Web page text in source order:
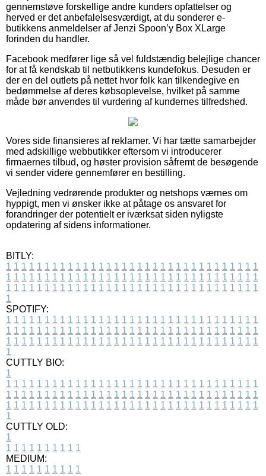
gennemstøve forskellige andre kunders opfattelser og
herved er det anbefalelsesværdigt, at du sonderer e-
butikkens anmeldelser af Jenzi Spoon’y Box XLarge
forinden du handler.
Facebook medfører lige så vel fuldstændig belejlige chancer
for at få kendskab til netbutikkens kundefokus. Desuden er
der en del outlets på nettet hvor folk kan tilkendegive en
bedømmelse af deres købsoplevelse, hvilket på samme
måde bør anvendes til vurdering af kundernes tilfredshed.
Vores side finansieres af reklamer. Vi har tætte samarbejder
med adskillige webbutikker eftersom vi introducerer
firmaernes tilbud, og høster provision såfremt de besøgende
vi sender videre gennemfører en bestilling.
Vejledning vedrørende produkter og netshops værnes om
hyppigt, men vi ønsker ikke at påtage os ansvaret for
forandringer der potentielt er iværksat siden nyligste
opdatering af sidens informationer.
BITLY:
1 1 1 1 1 1 1 1 1 1 1 1 1 1 1 1 1 1 1 1 1 1 1 1 1 1 1 1 1 1 1 1 1
1 1 1 1 1 1 1 1 1 1 1 1 1 1 1 1 1 1 1 1 1 1 1 1 1 1 1 1 1 1 1 1 1
1 1 1 1 1 1 1 1 1 1 1 1 1 1 1 1 1 1 1 1 1 1 1 1 1 1 1 1 1 1 1 1 1
1
SPOTIFY:
1 1 1 1 1 1 1 1 1 1 1 1 1 1 1 1 1 1 1 1 1 1 1 1 1 1 1 1 1 1 1 1 1
1 1 1 1 1 1 1 1 1 1 1 1 1 1 1 1 1 1 1 1 1 1 1 1 1 1 1 1 1 1 1 1 1
1 1 1 1 1 1 1 1 1 1 1 1 1 1 1 1 1 1 1 1 1 1 1 1 1 1 1 1 1 1 1 1 1
1
CUTTLY BIO:
1
1 1 1 1 1 1 1 1 1 1 1 1 1 1 1 1 1 1 1 1 1 1 1 1 1 1 1 1 1 1 1 1 1
1 1 1 1 1 1 1 1 1 1 1 1 1 1 1 1 1 1 1 1 1 1 1 1 1 1 1 1 1 1 1 1 1
1 1 1 1 1 1 1 1 1 1 1 1 1 1 1 1 1 1 1 1 1 1 1 1 1 1 1 1 1 1 1 1 1
1
CUTTLY OLD:
1
1 1 1 1 1 1 1 1 1 1
MEDIUM:
1 1 1 1 1 1 1 1 1 1